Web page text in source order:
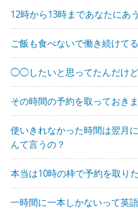
12時から13時まであなたにあ
ご飯も食べないで働き続けて
◯◯したいと思ってたんだけ
その時間の予約を取っておき
使いきれなかった時間は翌月
んて言うの？
本当は10時の枠で予約を取り
一時間に一本しかないって英